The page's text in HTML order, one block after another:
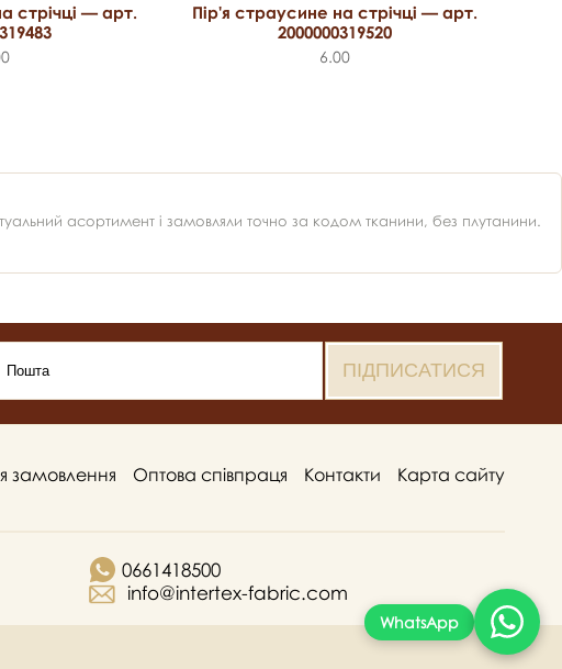
стрічці — арт.
Пір'я страусине на стрічці — арт.
2000000319520
6.00
асортимент і замовляли точно за кодом тканини, без плутанини.
WhatsApp
Оптова співпраця Контакти Карта сайту
0661418500
info@intertex-fabric.com